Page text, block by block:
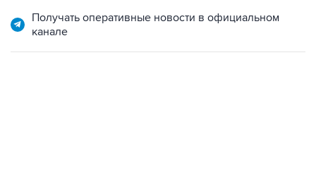
Получать оперативные новости в официальном
канале